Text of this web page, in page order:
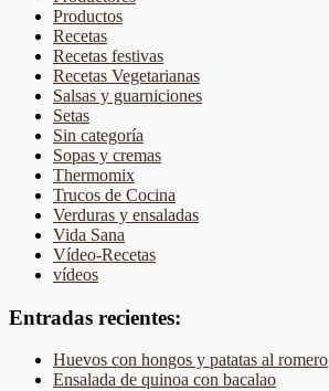
Productos
Recetas
Recetas festivas
Recetas Vegetarianas
Salsas y guarniciones
Setas
Sin categoría
Sopas y cremas
Thermomix
Trucos de Cocina
Verduras y ensaladas
Vida Sana
Vídeo-Recetas
vídeos
Entradas recientes:
Huevos con hongos y patatas al romero
Ensalada de quinoa con bacalao